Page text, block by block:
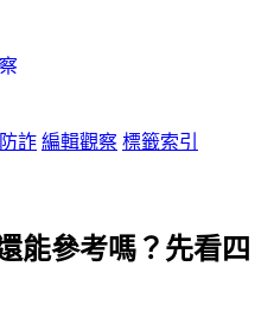
詐 編輯觀察 標籤索引
能參考嗎？先看四